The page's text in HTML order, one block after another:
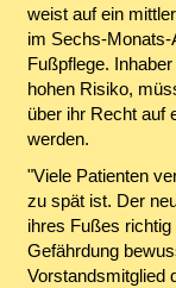
weist auf ein
im Sechs-
Fußpflege.
hohen Risiko,
über ihr Recht auf
werden.
"Viele Patienten
zu spät ist. Der
ihres Fußes
Gefährdung
Vorstandsmitglied